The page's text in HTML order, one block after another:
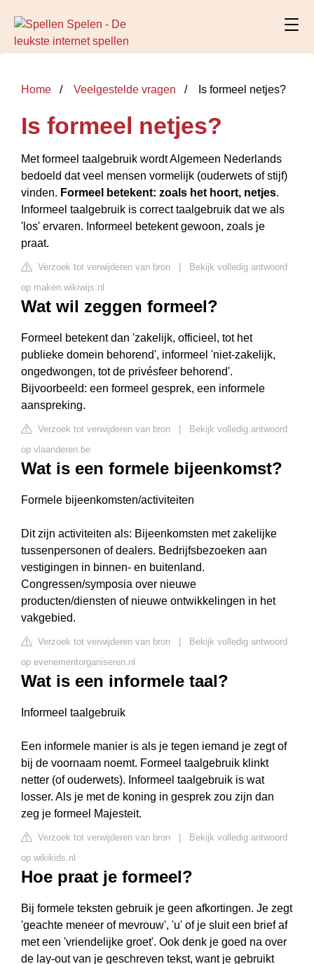
Home Veelgestelde vragen Is formeel netjes?
Is formeel netjes?
Metformeel taalgebruik wordt Algemeen Nederlands
bedoeld dat veel mensen vormelijk (ouderwets of stijf)
vinden. Formeel betekent: zoals het hoort, netjes.
Informeel taalgebruik is correct taalgebruik dat we als
'los' ervaren. Informeel betekent gewoon, zoals je
praat.
Verzoek tot verwijderen van bron
Bekijk volledig antwoord
op maken.wikiwijs.nl
Wat wil zeggen formeel?
Formeel betekent dan 'zakelijk, officieel, tot het
publieke domein behorend', informeel 'niet-zakelijk,
ongedwongen, tot de privésfeer behorend'.
Bijvoorbeeld: een formeel gesprek, een informele
aanspreking.
Verzoek tot verwijderen van bron
Bekijk volledig antwoord
op vlaanderen.be
Wat is een formele bijeenkomst?
Formele bijeenkomsten/activiteiten
Dit zijn activiteiten als: Bijeenkomsten met zakelijke
tussenpersonen of dealers. Bedrijfsbezoeken aan
vestigingen in binnen- en buitenland.
Congressen/symposia over nieuwe
producten/diensten of nieuwe ontwikkelingen in het
vakgebied.
Verzoek tot verwijderen van bron
Bekijk volledig antwoord
op evenementorganiseren.nl
Wat is een informele taal?
Informeel taalgebruik
Een informele manier is als je tegen iemand je zegt of
bij de voornaam noemt. Formeel taalgebruik klinkt
netter (of ouderwets). Informeel taalgebruik is wat
losser. Als je met de koning in gesprek zou zijn dan
zeg je formeel Majesteit.
Verzoek tot verwijderen van bron
Bekijk volledig antwoord
op wikikids.nl
Hoe praat je formeel?
Bij formele teksten gebruik je geen afkortingen. Je zegt
'geachte meneer of mevrouw', 'u' of je sluit een brief af
met een 'vriendelijke groet'. Ook denk je goed na over
de lay-out van je geschreven tekst, want je gebruikt